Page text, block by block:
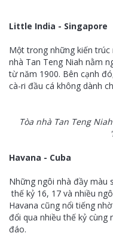
Little India - Singapore
Một trong những kiến
nhà Tan Teng Niah nằm
từ năm 1900. Bên cạnh
cà-ri đầu cá không dành
Tòa nhà Tan Teng
Havana - Cuba
Những ngôi nhà đầy màu
thế kỷ 16, 17 và nhiều
Havana cũng nổi tiếng
đổi qua nhiều thế kỷ cùng
đáo.